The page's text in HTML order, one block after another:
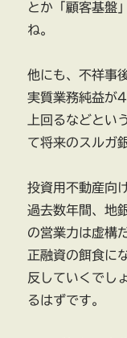
とか「顧客基盤
ね。
他にも、不祥事
実質業務純益が
上回るなどとい
て将来のスルガ
投資用不動産向
過去数年間、地
の営業力は虚構
正融資の餌食に
反していくでし
るはずです。